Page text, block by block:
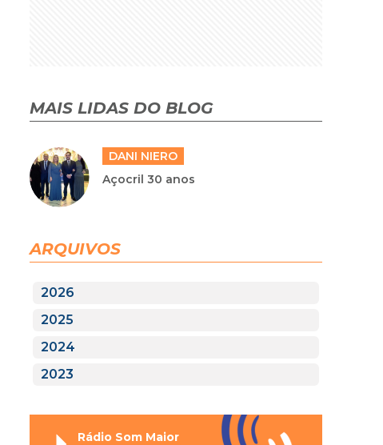
MAIS LIDAS DO BLOG
DANI NIERO
Açocril 30 anos
ARQUIVOS
2026
2025
2024
2023
Rádio Som Maior